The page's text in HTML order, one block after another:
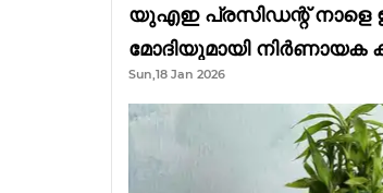
യുഎഇ പ്രസിഡന്റ് നാളെ
മോദിയുമായി നിർണായക
Sun,18 Jan 2026